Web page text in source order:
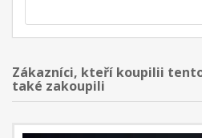
Zákazníci, kteří koupilii
také zakoupili